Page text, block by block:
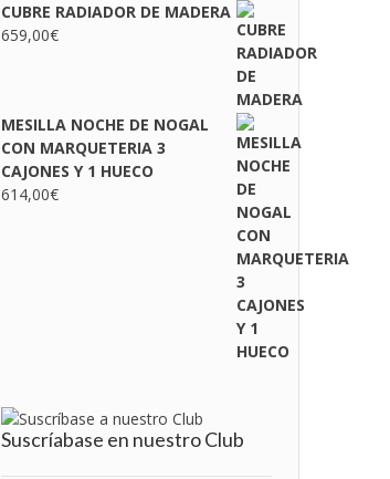
CUBRE RADIADOR DE MADERA
659,00€
MESILLA NOCHE DE NOGAL
CON MARQUETERIA 3
CAJONES Y 1 HUECO
614,00€
Suscríabase en nuestro Club